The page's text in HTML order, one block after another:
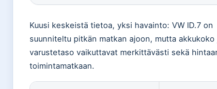
Kuusi keskeistä tietoa, yksi havainto: VW ID.7 on
suunniteltu pitkän matkan ajoon, mutta akkukoko
varustetaso vaikuttavat merkittävästi sekä
toimintamatkaan.